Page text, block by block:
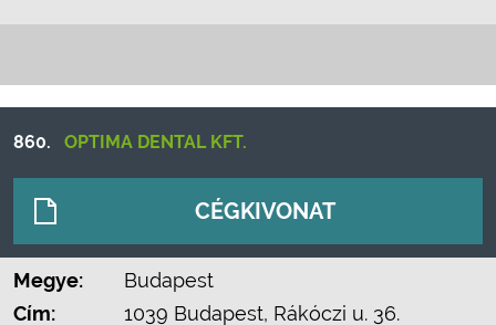
860. OPTIMA DENTAL KFT.
CÉGKIVONAT
Megye:
Budapest
Cím:
1039 Budapest, Rákóczi u. 36.